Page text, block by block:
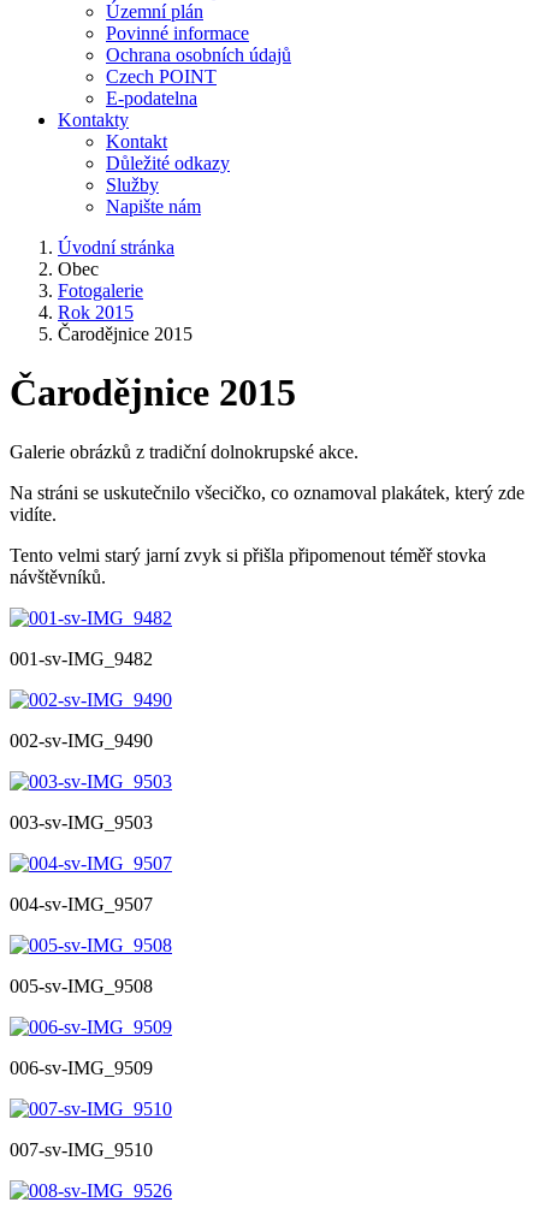
Územní plán
Povinné informace
Ochrana osobních údajů
Czech POINT
E-podatelna
Kontakty
Kontakt
Důležité odkazy
Služby
Napište nám
Úvodní stránka
Obec
Fotogalerie
Rok 2015
Čarodějnice 2015
Čarodějnice 2015
Galerie obrázků z tradiční dolnokrupské akce.
Na stráni se uskutečnilo všecičko, co oznamoval plakátek, který zde
vidíte.
Tento velmi starý jarní zvyk si přišla připomenout téměř stovka
návštěvníků.
001-sv-IMG_9482
002-sv-IMG_9490
003-sv-IMG_9503
004-sv-IMG_9507
005-sv-IMG_9508
006-sv-IMG_9509
007-sv-IMG_9510